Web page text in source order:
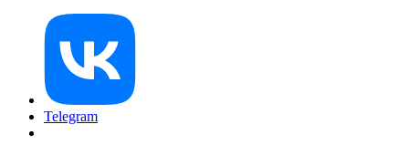
Telegram